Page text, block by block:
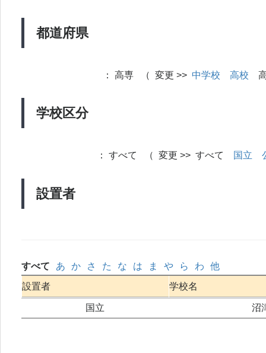
都道府県
学校区分
： 高専 （ 変更 >> 中学校 高校
設置者
： すべて （ 変更 >> すべて 国立
すべて あ か さ た な は ま や ら わ
他
設置者
学校名
国立 沼